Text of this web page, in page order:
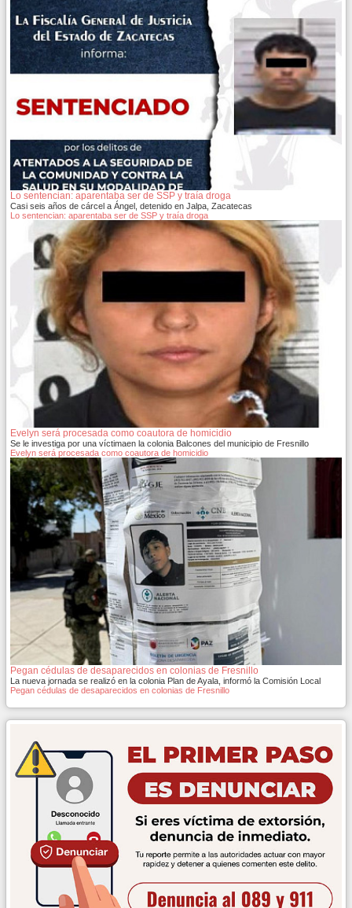
Lo sentencian: aparentaba ser de SSP y traía droga
Casi seis años de cárcel a Ángel, detenido en Jalpa, Zacatecas
Lo sentencian: aparentaba ser de SSP y traía droga
Evelyn será procesada como coautora de homicidio
Se le investiga por una víctimaen la colonia Balcones del municipio de Fresnillo
Evelyn será procesada como coautora de homicidio
Pegan cédulas de desaparecidos en colonias de Fresnillo
La nueva jornada se realizó en la colonia Plan de Ayala, informó la Comisión Local
Pegan cédulas de desaparecidos en colonias de Fresnillo